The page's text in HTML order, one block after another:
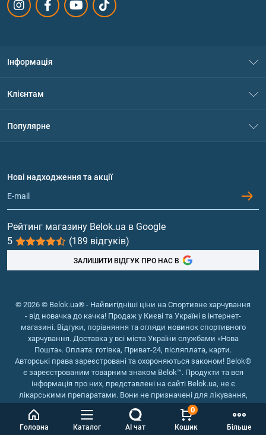
Головна Каталог AI чат Кошик
0
Більше
Інформація
Політика конфіденційності
Обмін та повернення
Клієнтам
Популярне
Протеїн
Гейнери
Вітаміни та мінерали
Риб'ячий жир, жирні кислоти
Нові надходження та акції
Рейтинг магазину Belok.ua в Google
5
(189 відгуків)
ЗАЛИШИТИ ВІДГУК ПРО НАС В
© 2026 © Belok.ua® - Найвигідніші ціни на Спортивне харчування
- від новачка до качка! Продаж у Києві та Україні в інтернет-
магазині. Відгуки, порівняння та огляди новинок спортивного
харчування. Доставка у всі міста України службами «Нова
Пошта». Оплата: готівка, Приват-24, післяплата, карти.
Авторські права зареєстровані та охороняються законом! Belok®
є зареєстрованим товарним знаком Belok™. Продукти та вся
інформація про них, представлені на сайті Belok.ua, не є
лікарськими препаратами. Вони не призначені для лікування,
зняття симптомів та запобігання хворобам.
Інтернет магазин Belok.ua
Інтернет магазин спортивного
харчування